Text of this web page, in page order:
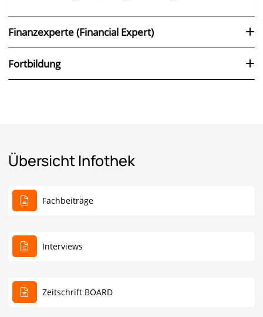
Finanzexperte (Financial Expert)
Fortbildung
Übersicht Infothek
Fachbeiträge
Interviews
Zeitschrift BOARD